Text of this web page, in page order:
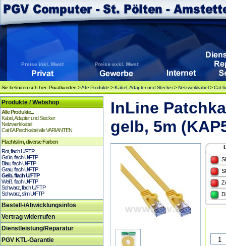
Sie befinden sich hier: Privatkunden >Alle Produkte >Kabel, Adapter und Stecker>Netzwerkkabel>Cat
Produkte / Webshop
Alle Produkte...
Kabel, Adapter und Stecker
Netzwerkkabel
Cat 6A Patchkabel alle VARIANTEN
Flach/slim, diverse Farben
Rot, flach U/FTP
Grün, flach U/FTP
Blau, flach U/FTP
Grau, flach U/FTP
Gelb, flach U/FTP
Weiß, flach U/FTP
Schwarz, flach U/FTP
Schwarz, slim U/FTP
Bestell-/Abwicklungsinfos
Vertrag widerrufen
Dienstleistung/Reparatur
PGV KTL-Garantie
InLine
gelb, 5m